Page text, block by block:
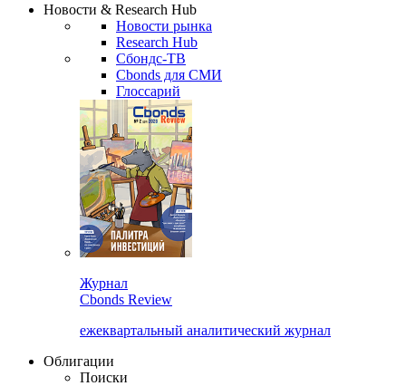
Новости & Research Hub
Новости рынка
Research Hub
Сбондс-ТВ
Cbonds для СМИ
Глоссарий
Журнал
Cbonds Review
ежеквартальный аналитический журнал
Облигации
Поиски